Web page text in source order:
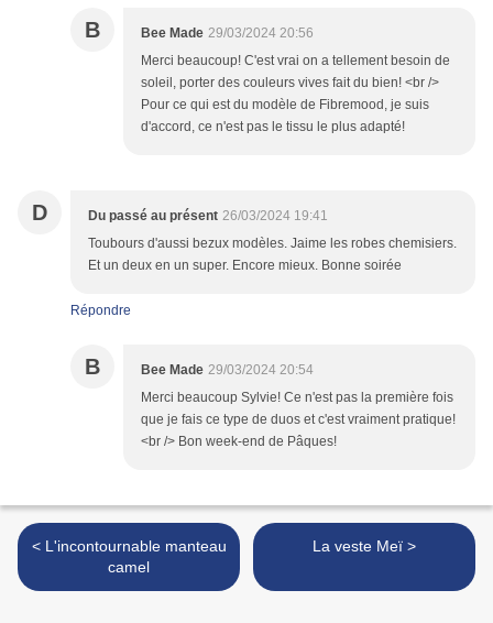
B Bee Made 29/03/2024 20:56
Merci beaucoup! C'est vrai on a tellement besoin de
soleil, porter des couleurs vives fait du bien! <br />
Pour ce qui est du modèle de Fibremood, je suis
d'accord, ce n'est pas le tissu le plus adapté!
D Du passé au présent 26/03/2024 19:41
Toubours d'aussi bezux modèles. Jaime les robes chemisiers.
Et un deux en un super. Encore mieux. Bonne soirée
Répondre
B Bee Made 29/03/2024 20:54
Merci beaucoup Sylvie! Ce n'est pas la première fois
que je fais ce type de duos et c'est vraiment pratique!
<br /> Bon week-end de Pâques!
< L'incontournable manteau
camel
La veste Meï >